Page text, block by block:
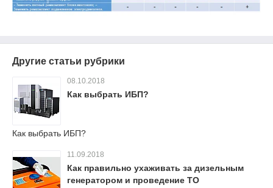
Другие статьи рубрики
08.10.2018
Как выбрать ИБП?
Как выбрать ИБП?
11.09.2018
Как правильно ухаживать за дизельным
генератором и проведение ТО